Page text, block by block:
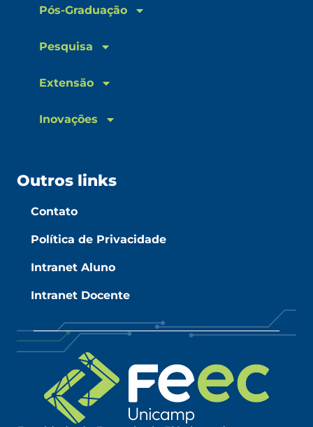
Pós-Graduação
Pesquisa
Extensão
Inovações
Outros links
Contato
Política de Privacidade
Intranet Aluno
Intranet Docente